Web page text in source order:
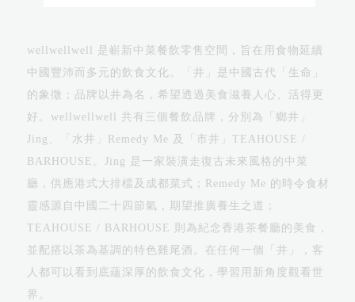
wellwellwell 是嶄新中菜餐飲零售空間，旨在用食物延續
中國豐沛而多元的飲食文化。「井」是中國古代「生命」
的象徵；品牌以井為名，希望透過美食滋養人心、活得更
好。wellwellwell 共有三個餐飲品牌，分別為「鄉井」
Jing、「水井」Remedy Me 及「市井」TEAHOUSE /
BARHOUSE。Jing 是一家裝潢走復古未來風格的中菜
廳，供應港式大排檔及成都菜式；Remedy Me 的時令食材
靈感源自中國二十四節氣，期望推廣養生之道；
TEAHOUSE / BARHOUSE 則為紀念香港茶餐廳的美食，
並配搭以茶為基調的特色雞尾酒。在任何一個「井」，客
人都可以看到底蘊深厚的飲食文化，學習用新角度觀看世
界。